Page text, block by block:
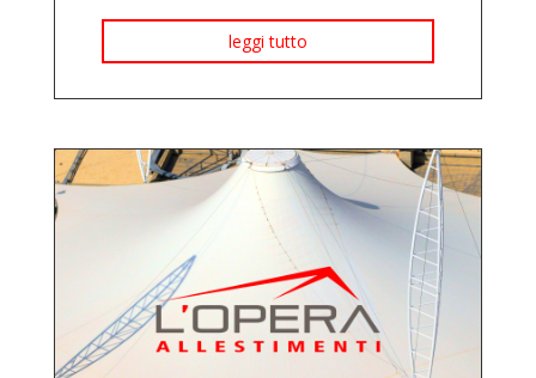
leggi tutto